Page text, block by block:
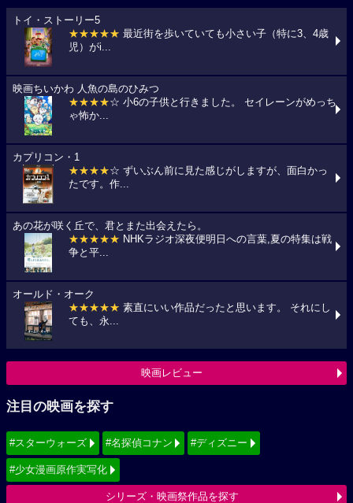
トイ・ストーリー5
★★★★★ 最近街を歩いていても小さい子（特に3、4歳
児）がi...
映画ちいかわ 人魚の島のひみつ
★★★★☆ 小6の子供と行きました。 セイレーンがめっち
ゃ怖か...
カプリコン・1
★★★★☆ ずいぶん前に見た感じがしますが、面白かっ
たです。作...
あの花が咲く丘で、君とまた出会えたら。
★★★★★ NHKラジオ深夜便明日への言葉,夏の特集は戦
争と平...
オールド・オーク
★★★★★ 素直にいい作品だったと思います。 それにし
ても、永...
映画レビュー
注目の映画を探す
#スターウォーズ #名探偵コナン #ディズニー
#少女漫画原作実写化
シリーズ・映画祭作品を探す